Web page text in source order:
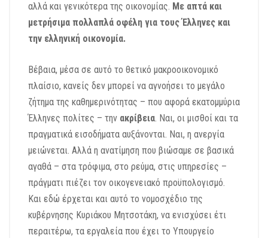
αλλά και γενικότερα της οικονομίας. Με απτά και
μετρήσιμα πολλαπλά οφέλη για τους Έλληνες και
την ελληνική οικονομία.
Βέβαια, μέσα σε αυτό το θετικό μακροοικονομικό
πλαίσιο, κανείς δεν μπορεί να αγνοήσει το μεγάλο
ζήτημα της καθημερινότητας – που αφορά εκατομμύρια
Έλληνες πολίτες – την ακρίβεια. Ναι, οι μισθοί και τα
πραγματικά εισοδήματα αυξάνονται. Ναι, η ανεργία
μειώνεται. Αλλά η ανατίμηση που βιώσαμε σε βασικά
αγαθά – στα τρόφιμα, στο ρεύμα, στις υπηρεσίες –
πράγματι πιέζει τον οικογενειακό προϋπολογισμό.
Και εδώ έρχεται και αυτό το νομοσχέδιο της
κυβέρνησης Κυριάκου Μητσοτάκη, να ενισχύσει έτι
περαιτέρω, τα εργαλεία που έχει το Υπουργείο